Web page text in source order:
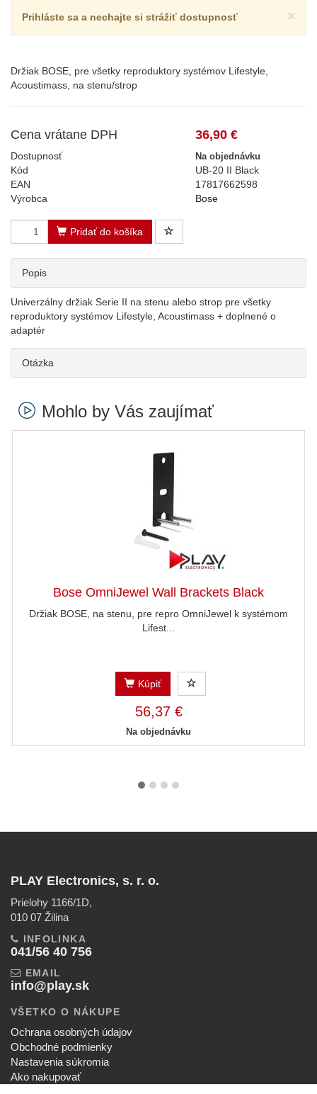
×
Prihláste sa a nechajte si strážiť dostupnosť
Držiak BOSE, pre všetky reproduktory systémov Lifestyle,
Acoustimass, na stenu/strop
Cena vrátane DPH 36,90 €
Dostupnosť Na objednávku
Kód
UB-20 II Black
EAN
17817662598
Výrobca
Bose
Pridať do košíka
Popis
Univerzálny držiak Serie II na stenu alebo strop pre všetky
reproduktory systémov Lifestyle, Acoustimass + doplnené o
adaptér
Otázka
Mohlo by Vás zaujímať
Bose OmniJewel Wall Brackets Black
Držiak BOSE, na stenu, pre repro OmniJewel k systémom
Lifest...
Kúpiť
56,37 €
Na objednávku
PLAY Electronics, s. r. o.
Prielohy 1166/1D,
010 07 Žilina
INFOLINKA
041/56 40 756
EMAIL
info@play.sk
VŠETKO O NÁKUPE
Ochrana osobných údajov
Obchodné podmienky
Nastavenia súkromia
Ako nakupovať